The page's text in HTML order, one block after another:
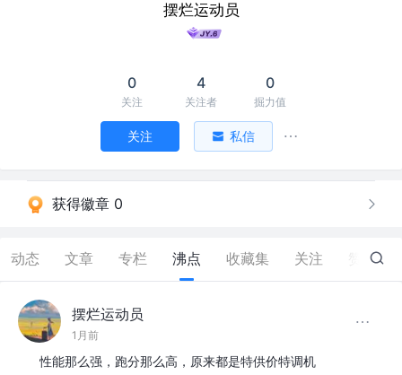
摆烂运动员
0
关注
4
关注者
0
掘力值
关注 私信
获得徽章 0
动态 文章 专栏 沸点 收藏集 关注 26
摆烂运动员
1月前
性能那么强，跑分那么高，原来都是特供价特调机